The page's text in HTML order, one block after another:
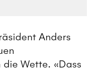
Anders
Wette. «Dass